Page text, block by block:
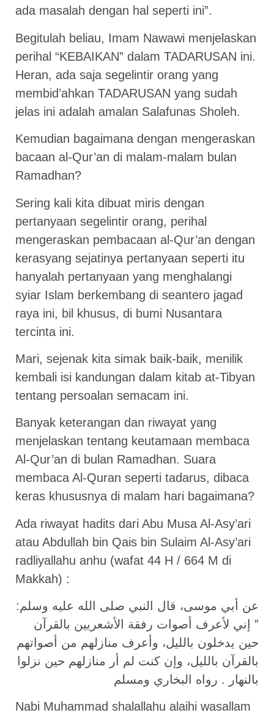
ada masalah dengan hal seperti ini”.
Begitulah beliau, Imam Nawawi menjelaskan
perihal “KEBAIKAN” dalam TADARUSAN ini.
Heran, ada saja segelintir orang yang
membid’ahkan TADARUSAN yang sudah
jelas ini adalah amalan Salafunas Sholeh.
Kemudian bagaimana dengan mengeraskan
bacaan al-Qur’an di malam-malam bulan
Ramadhan?
Sering kali kita dibuat miris dengan
pertanyaan segelintir orang, perihal
mengeraskan pembacaan al-Qur’an dengan
kerasyang sejatinya pertanyaan seperti itu
hanyalah pertanyaan yang menghalangi
syiar Islam berkembang di seantero jagad
raya ini, bil khusus, di bumi Nusantara
tercinta ini.
Mari, sejenak kita simak baik-baik, menilik
kembali isi kandungan dalam kitab at-Tibyan
tentang persoalan semacam ini.
Banyak keterangan dan riwayat yang
menjelaskan tentang keutamaan membaca
Al-Qur’an di bulan Ramadhan. Suara
membaca Al-Quran seperti tadarus, dibaca
keras khususnya di malam hari bagaimana?
Ada riwayat hadits dari Abu Musa Al-Asy’ari
atau Abdullah bin Qais bin Sulaim Al-Asy’ari
radliyallahu anhu (wafat 44 H / 664 M di
Makkah) :
ﻋﻦ ﺃﺑﻲ ﻣﻮﺳﻰ، ﻗﺎﻝ اﻟﻨﺒﻲ ﺻﻠﻰ اﻟﻠﻪ ﻋﻠﻴﻪ ﻭﺳﻠﻢ:
” ﺇﻧﻲ ﻷﻋﺮﻑ ﺃﺻﻮاﺕ ﺭﻓﻘﺔ اﻷﺷﻌﺮﻳﻴﻦ ﺑﺎﻟﻘﺮﺁﻥ
ﺣﻴﻦ ﻳﺪﺧﻠﻮﻥ ﺑﺎﻟﻠﻴﻞ، ﻭﺃﻋﺮﻑ ﻣﻨﺎﺯﻟﻬﻢ ﻣﻦ ﺃﺻﻮاﺗﻬﻢ
ﺑﺎﻟﻘﺮﺁﻥ ﺑﺎﻟﻠﻴﻞ، ﻭﺇﻥ ﻛﻨﺖ ﻟﻢ ﺃﺭ ﻣﻨﺎﺯﻟﻬﻢ ﺣﻴﻦ ﻧﺰﻟﻮا
ﺑﺎﻟﻨﻬﺎﺭ . رواه البخاري ومسلم
Nabi Muhammad shalallahu alaihi wasallam